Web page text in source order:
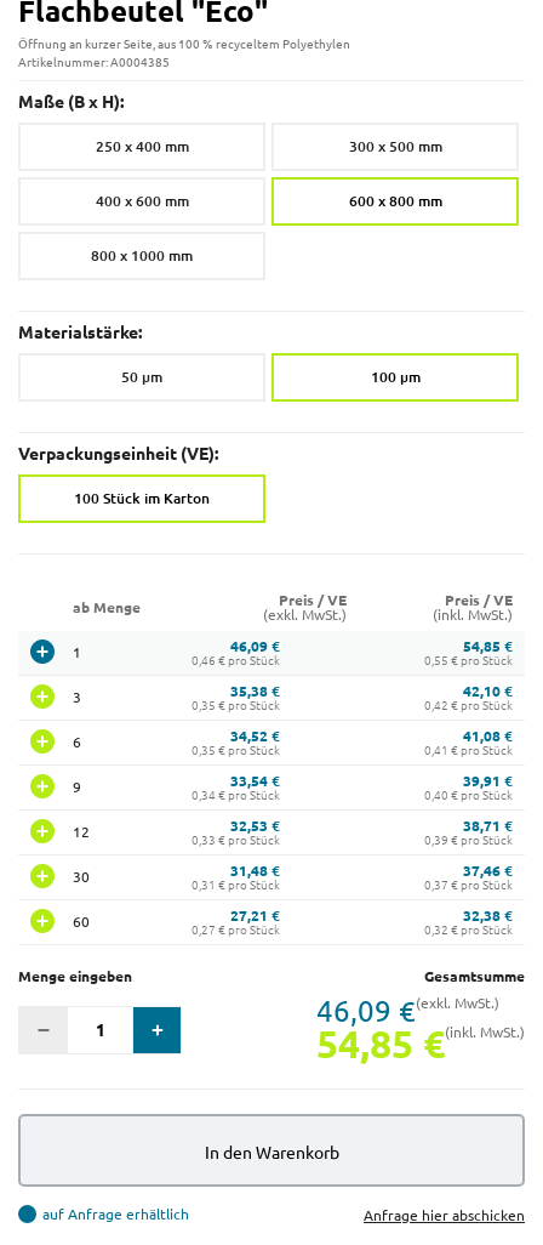
Flachbeutel "Eco"
Öffnung an kurzer Seite, aus 100 % recyceltem Polyethylen
Artikelnummer: A0004385
Maße (B x H):
250 x 400 mm 300 x 500 mm
400 x 600 mm 600 x 800 mm
800 x 1000 mm
Materialstärke:
50 µm 100 µm
Verpackungseinheit (VE):
100 Stück im Karton
ab Menge
Preis / VE
(exkl. MwSt.)
Preis / VE
(inkl. MwSt.)
1 46,09 €
0,46 € pro Stück
54,85 €
0,55 € pro Stück
3 35,38 €
0,35 € pro Stück
42,10 €
0,42 € pro Stück
6 34,52 €
0,35 € pro Stück
41,08 €
0,41 € pro Stück
9 33,54 €
0,34 € pro Stück
39,91 €
0,40 € pro Stück
12 32,53 €
0,33 € pro Stück
38,71 €
0,39 € pro Stück
30 31,48 €
0,31 € pro Stück
37,46 €
0,37 € pro Stück
60 27,21 €
0,27 € pro Stück
32,38 €
0,32 € pro Stück
Menge eingeben Gesamtsumme
46,09 €(exkl. MwSt.)
54,85 €(inkl. MwSt.)
In den Warenkorb
auf Anfrage erhältlich Anfrage hier abschicken